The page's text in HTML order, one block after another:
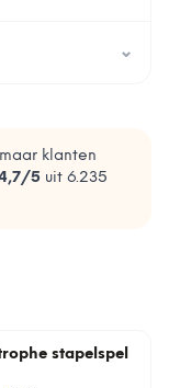
⌄
klanten
/5 uit 6.235
stapelspel